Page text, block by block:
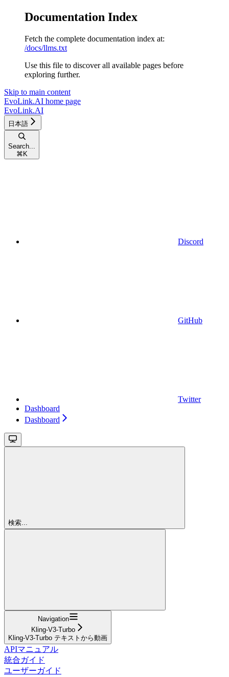
Documentation Index
Fetch the complete documentation index at:
/docs/llms.txt
Use this file to discover all available pages before
exploring further.
Skip to main content
EvoLink.AI home page
EvoLink.AI
日本語
Search...
⌘ K
Discord
GitHub
Twitter
Dashboard
Dashboard
検索...
Navigation
Kling-V3-Turbo
Kling-V3-Turbo テキストから動画
APIマニュアル
統合ガイド
ユーザーガイド